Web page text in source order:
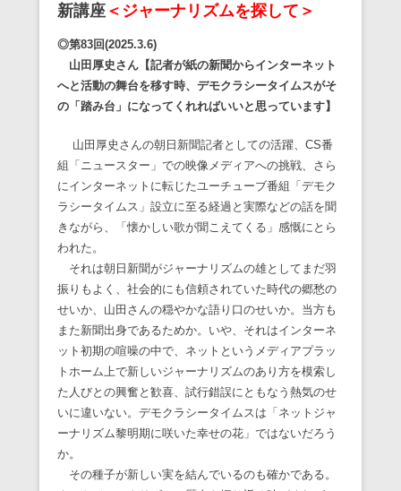
新講座 ＜ジャーナリズムを探して＞
◎第83回(2025.3.6)
山田厚史さん【記者が紙の新聞からインターネット
へと活動の舞台を移す時、デモクラシータイムスがそ
の「踏み台」になってくれればいいと思っています】
山田厚史さんの朝日新聞記者としての活躍、CS番
組「ニュースター」での映像メディアへの挑戦、さら
にインターネットに転じたユーチューブ番組「デモク
ラシータイムス」設立に至る経過と実際などの話を聞
きながら、「懐かしい歌が聞こえてくる」感慨にとら
われた。
それは朝日新聞がジャーナリズムの雄としてまだ羽
振りもよく、社会的にも信頼されていた時代の郷愁の
せいか、山田さんの穏やかな語り口のせいか。当方も
また新聞出身であるためか。いや、それはインターネ
ット初期の喧噪の中で、ネットというメディアプラッ
トホーム上で新しいジャーナリズムのあり方を模索し
た人びとの興奮と歓喜、試行錯誤にともなう熱気のせ
いに違いない。デモクラシータイムスは「ネットジャ
ーナリズム黎明期に咲いた幸せの花」ではないだろう
か。
その種子が新しい実を結んでいるのも確かである。